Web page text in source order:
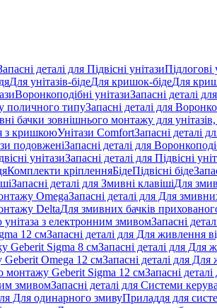
деталі для Підвісні унітазиПідлогові
Для унітазів-бідеДля кришок-бідеДля
Воронкоподібні унітазиЗапасні деталі
поличного типуЗапасні деталі для
бачки зовнішнього монтажу для унітазів,
з кришкоюУнітази ComfortЗапасні деталі
подовженіЗапасні деталі для
унітазиЗапасні деталі для Підвісні
Комплекти кріпленняБідеПідвісні біде
Запасні деталі для Змивні клавішіДля
OmegaЗапасні деталі для Для
DeltaДля змивних бачків
з електронним змивомЗапасні
12 смЗапасні деталі для Для живлення
Geberit Sigma 8 смЗапасні деталі для Для
Geberit Omega 12 смЗапасні деталі для
монтажу Geberit Sigma 12 смЗапасні
змивомЗапасні деталі для Системи
Для одинарного змивуПриладдя для